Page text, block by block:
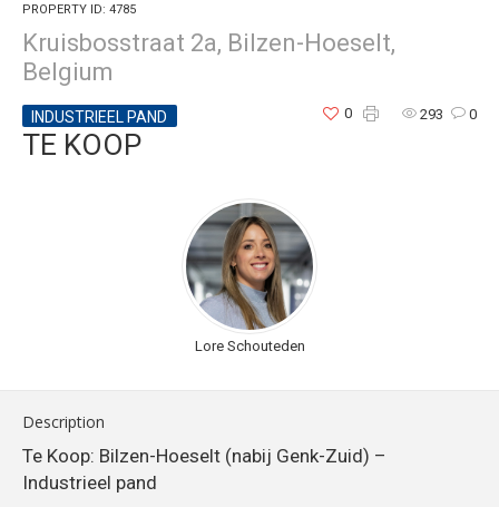
PROPERTY ID: 4785
Kruisbosstraat 2a, Bilzen-Hoeselt,
Belgium
INDUSTRIEEL PAND
TE KOOP
293 0
0
Lore Schouteden
Description
Te Koop: Bilzen-Hoeselt (nabij Genk-Zuid) –
Industrieel pand